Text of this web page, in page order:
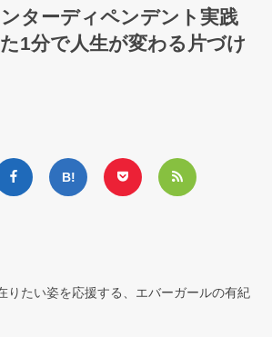
ターディペンデント実践
1分で人生が変わる片づけ
りたい姿を応援する、エバーガールの有紀